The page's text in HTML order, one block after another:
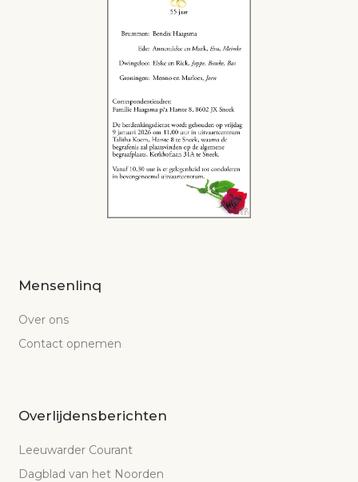
Mensenlinq
Over ons
Contact opnemen
Overlijdensberichten
Leeuwarder Courant
Dagblad van het Noorden